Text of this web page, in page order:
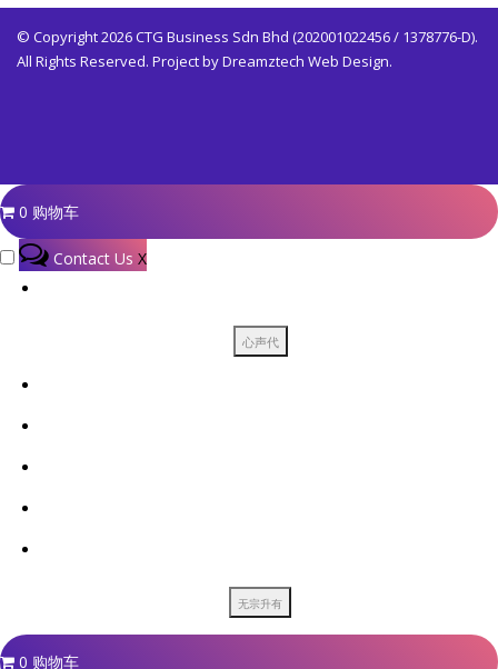
© Copyright 2026 CTG Business Sdn Bhd (202001022456 / 1378776-D).
All Rights Reserved. Project byDreamztech Web Design.
0 购物车
Contact Us X
0 购物车